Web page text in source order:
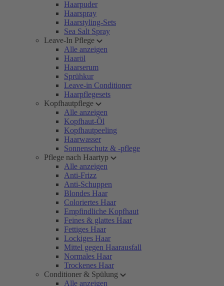
Haarpuder
Haarspray
Haarstyling-Sets
Sea Salt Spray
Leave-In Pflege
Alle anzeigen
Haaröl
Haarserum
Sprühkur
Leave-in Conditioner
Haarpflegesets
Kopfhautpflege
Alle anzeigen
Kopfhaut-Öl
Kopfhautpeeling
Haarwasser
Sonnenschutz & -pflege
Pflege nach Haartyp
Alle anzeigen
Anti-Frizz
Anti-Schuppen
Blondes Haar
Coloriertes Haar
Empfindliche Kopfhaut
Feines & glattes Haar
Fettiges Haar
Lockiges Haar
Mittel gegen Haarausfall
Normales Haar
Trockenes Haar
Conditioner & Spülung
Alle anzeigen